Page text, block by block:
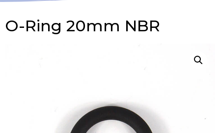
O-Ring 20mm NBR